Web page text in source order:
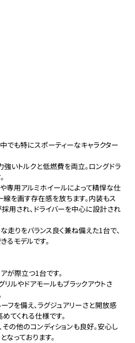
でも特にスポーティーなキャラクター
強いトルクと低燃費を両立。ロングドラ
専用アルミホイールによって精悍な仕
線を画す存在感を放ちます。内装もス
用され、ドライバーを中心に設計され
走りをバランス良く兼ね備えた1台で、
るモデルです。
が際立つ1台です。
ルやドアモールもブラックアウトさ
フを備え、ラグジュアリーさと開放感
てくれる仕様です。
の他のコンディションも良好。安心し
っております。